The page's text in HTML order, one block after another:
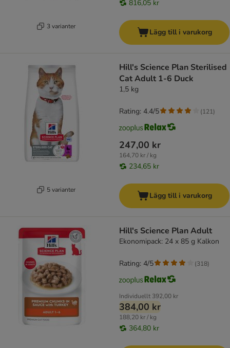
3 varianter
816,05 kr
Lägg till i varukorg
5 varianter
Hill's Science Plan Sterilised
Cat Adult 1-6 Duck
1,5 kg
247,00 kr
164,70 kr / kg
234,65 kr
Rating: 4.4/5 (121)
Lägg till i varukorg
Hill's Science Plan Adult
Ekonomipack: 24 x 85 g Kalkon
Individuellt 392,00 kr
384,00 kr
188,20 kr / kg
364,80 kr
Rating: 4/5 (318)